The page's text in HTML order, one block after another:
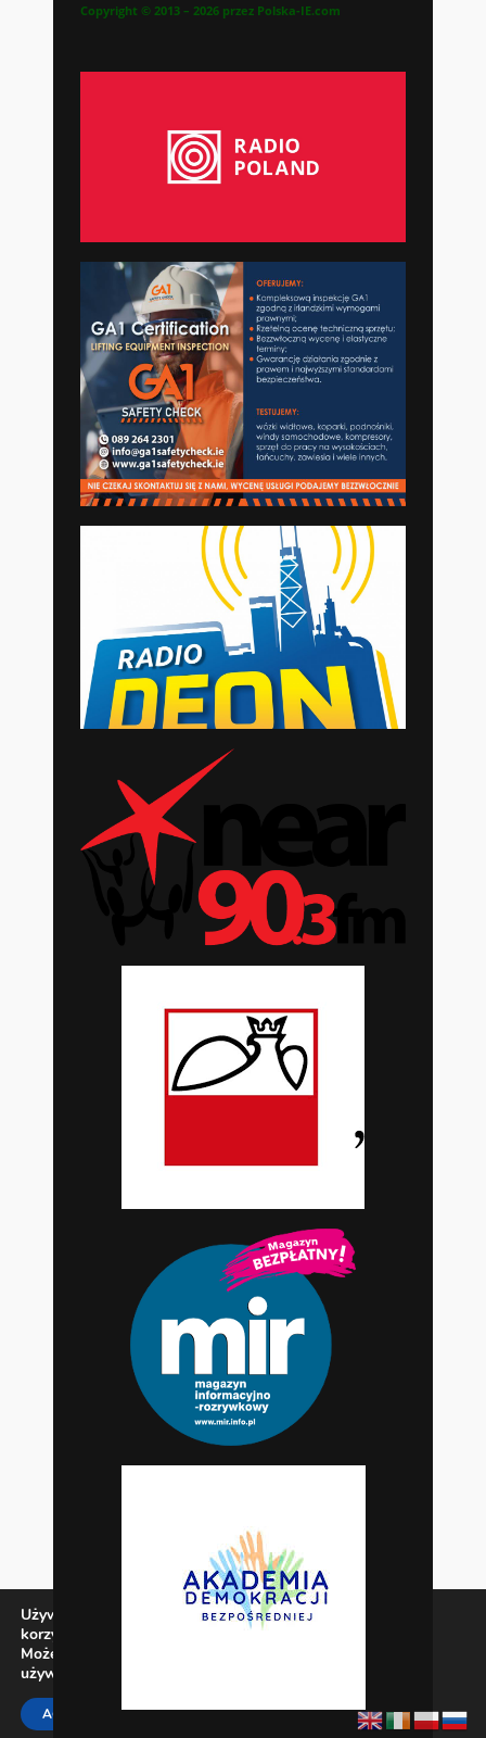
Używamy ciasteczek, aby zapewnić najlepszą jakość
korzystania z naszej witryny.
Możesz dowiedzieć się więcej o tym, jakich ciasteczek
używamy, lub wyłączyć je w
ACCEPT REJECT SETTINGS Zamknij panel
Copyright © 2013 – 2026 przez Polska-IE.com